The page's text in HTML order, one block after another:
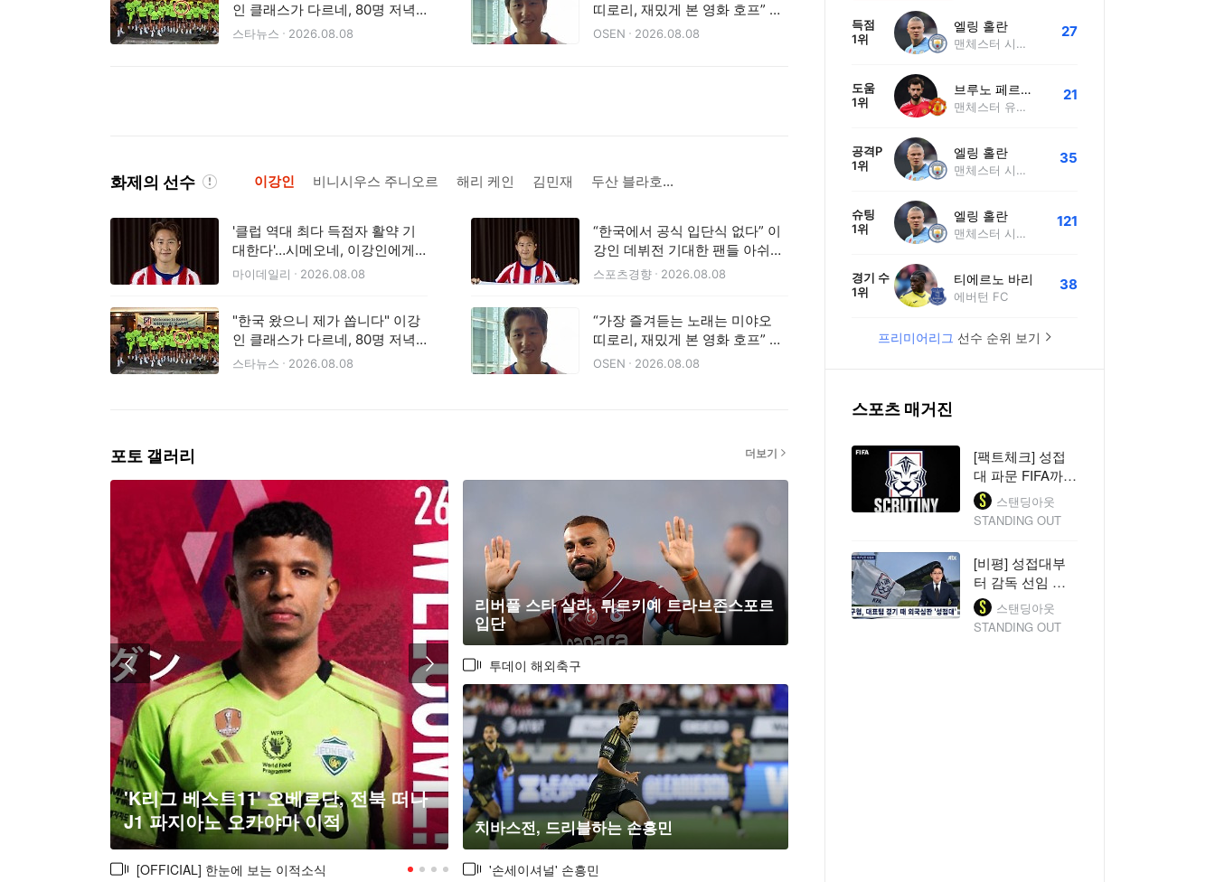
인 클래스가 다르네, 80명 저녁
대접 '통 큰 신고식'... 아틀레티코
스타뉴스 2026.08.08
띠로리, 재밌게 본 영화 호프” 이
강인, K문화 전도사로 나섰다
OSEN 2026.08.08
화제의 선수 이강인 비니시우스 주니오르 해리 케인 김민재 두산 블라호비치
'클럽 역대 최다 득점자 활약 기
대한다'…시메오네, 이강인에게
스트라이커 활약 기대
마이데일리 2026.08.08
“한국에서 공식 입단식 없다” 이
강인 데뷔전 기대한 팬들 아쉬움
···西 언론 “스페인 현지에서 열린
스포츠경향 2026.08.08
"한국 왔으니 제가 쏩니다" 이강
인 클래스가 다르네, 80명 저녁
대접 '통 큰 신고식'... 아틀레티코
스타뉴스 2026.08.08
“가장 즐겨듣는 노래는 미야오
띠로리, 재밌게 본 영화 호프” 이
강인, K문화 전도사로 나섰다
OSEN 2026.08.08
포토 갤러리
'K리그 베스트11' 오베르단, 전북 떠나
J1 파지아노 오카야마 이적
맨체스터 유나이티드, 2008년생 CDM
오로스코 영입..."영어부터 배우겠다"
각오 공개
[OFFICIAL] 한눈에 보는 이적소식
리버풀 스타 살라, 튀르키예 트라브존스포르
입단
투데이 해외축구
치바스전, 드리블하는 손흥민
'손세이셔널' 손흥민
더보기
득점
1위
엘링 홀란
맨체스터 시티 FC
27
도움
1위
브루노 페르난데스
맨체스터 유나이티드
21
공격P
1위
엘링 홀란
맨체스터 시티 FC
35
슈팅
1위
엘링 홀란
맨체스터 시티 FC
121
경기 수
1위
티에르노 바리
에버턴 FC
38
프리미어리그 선수 순위 보기
스포츠 매거진
[팩트체크] 성접
대 파문 FIFA까
지…‘10년 출전금
지, 2002 삭제’ 근
스탠딩아웃
STANDING OUT
[비평] 성접대부
터 감독 선임 논
란까지…축협 개
혁, 누가 누구를
스탠딩아웃
STANDING OUT